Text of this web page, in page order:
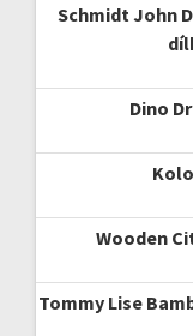
Schmidt John
Dino
Wooden
Tommy Lise